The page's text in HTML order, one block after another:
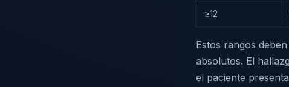
≥12
Estos rangos
absolutos. El
el paciente